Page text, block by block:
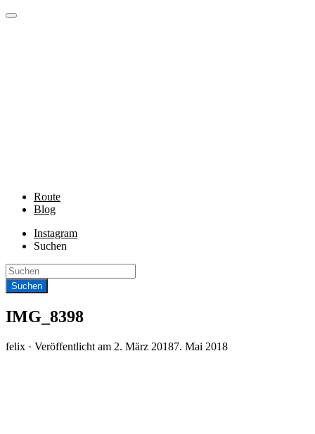
Route
Blog
Instagram
Suchen
IMG_8398
felix · Veröffentlicht am 2. März 20187. Mai 2018